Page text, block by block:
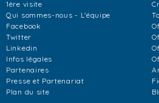
1ère visite
Qui sommes-nous - L'équipe
Facebook
Twitter
Linkedin
Infos légales
Partenaires
Presse et Partenariat
Plan du site